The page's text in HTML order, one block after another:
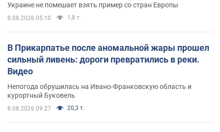
Украине не помешает взять пример со стран Европы
8.08.2026 05:10 1,8 т.
В Прикарпатье после аномальной жары прошел
сильный ливень: дороги превратились в реки.
Видео
Непогода обрушилась на Ивано-Франковскую область и
курортный Буковель
8.08.2026 09:27 20,3 т.